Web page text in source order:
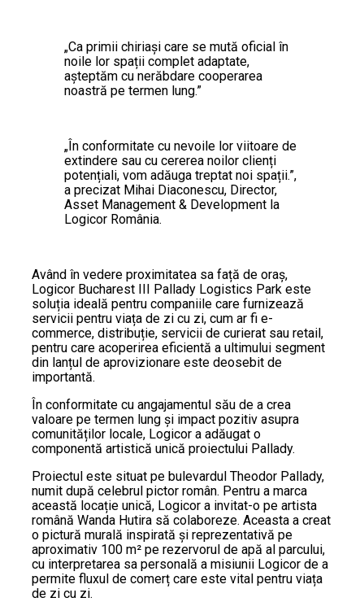
„Ca primii chiriași care se mută oficial în
noile lor spații complet adaptate,
așteptăm cu nerăbdare cooperarea
noastră pe termen lung.”
„În conformitate cu nevoile lor viitoare de
extindere sau cu cererea noilor clienți
potențiali, vom adăuga treptat noi spații.”,
a precizat Mihai Diaconescu, Director,
Asset Management & Development la
Logicor România.
Având în vedere proximitatea sa față de oraș,
Logicor Bucharest III Pallady Logistics Park este
soluția ideală pentru companiile care furnizează
servicii pentru viața de zi cu zi, cum ar fi e-
commerce, distribuție, servicii de curierat sau retail,
pentru care acoperirea eficientă a ultimului segment
din lanțul de aprovizionare este deosebit de
importantă.
În conformitate cu angajamentul său de a crea
valoare pe termen lung și impact pozitiv asupra
comunităților locale, Logicor a adăugat o
componentă artistică unică proiectului Pallady.
Proiectul este situat pe bulevardul Theodor Pallady,
numit după celebrul pictor român. Pentru a marca
această locație unică, Logicor a invitat-o pe artista
română Wanda Hutira să colaboreze. Aceasta a creat
o pictură murală inspirată și reprezentativă pe
aproximativ 100 m² pe rezervorul de apă al parcului,
cu interpretarea sa personală a misiunii Logicor de a
permite fluxul de comerț care este vital pentru viața
de zi cu zi.